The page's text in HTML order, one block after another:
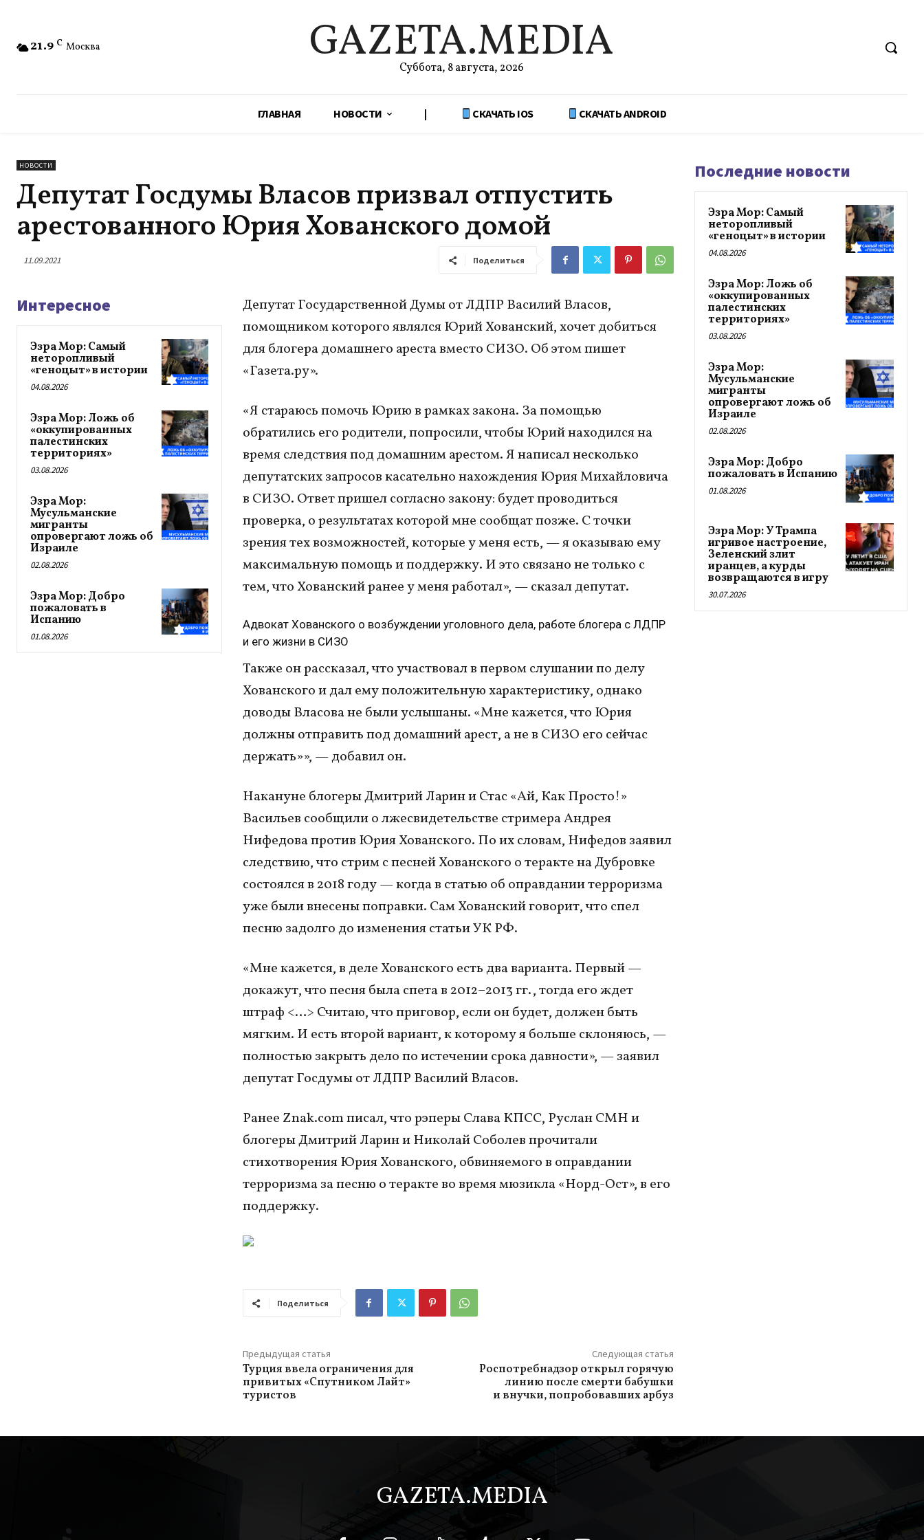
21.9 C Москва GAZETA.MEDIA
Суббота, 8 августа, 2026
ГЛАВНАЯ НОВОСТИ | СКАЧАТЬ IOS СКАЧАТЬ ANDROID
НОВОСТИ
Депутат Госдумы Власов призвал отпустить
арестованного Юрия Хованского домой
11.09.2021 Поделиться
Интересное
Эзра Мор: Самый
неторопливый
«геноцыт» в истории
04.08.2026
Эзра Мор: Ложь об
«оккупированных
палестинских
территориях»
03.08.2026
Эзра Мор:
Мусульманские
мигранты
опровергают ложь об
Израиле
02.08.2026
Эзра Мор: Добро
пожаловать в
Испанию
01.08.2026
Депутат Государственной Думы от ЛДПР Василий Власов,
помощником которого являлся Юрий Хованский, хочет добиться
для блогера домашнего ареста вместо СИЗО. Об этом пишет
«Газета.ру».
«Я стараюсь помочь Юрию в рамках закона. За помощью
обратились его родители, попросили, чтобы Юрий находился на
время следствия под домашним арестом. Я написал несколько
депутатских запросов касательно нахождения Юрия Михайловича
в СИЗО. Ответ пришел согласно закону: будет проводиться
проверка, о результатах которой мне сообщат позже. С точки
зрения тех возможностей, которые у меня есть, — я оказываю ему
максимальную помощь и поддержку. И это связано не только с
тем, что Хованский ранее у меня работал», — сказал депутат.
Адвокат Хованского о возбуждении уголовного дела, работе блогера с ЛДПР
и его жизни в СИЗО
Также он рассказал, что участвовал в первом слушании по делу
Хованского и дал ему положительную характеристику, однако
доводы Власова не были услышаны. «Мне кажется, что Юрия
должны отправить под домашний арест, а не в СИЗО его сейчас
держать»», — добавил он.
Накануне блогеры Дмитрий Ларин и Стас «Ай, Как Просто!»
Васильев сообщили о лжесвидетельстве стримера Андрея
Нифедова против Юрия Хованского. По их словам, Нифедов заявил
следствию, что стрим с песней Хованского о теракте на Дубровке
состоялся в 2018 году — когда в статью об оправдании терроризма
уже были внесены поправки. Сам Хованский говорит, что спел
песню задолго до изменения статьи УК РФ.
«Мне кажется, в деле Хованского есть два варианта. Первый —
докажут, что песня была спета в 2012–2013 гг., тогда его ждет
штраф <…> Считаю, что приговор, если он будет, должен быть
мягким. И есть второй вариант, к которому я больше склоняюсь, —
полностью закрыть дело по истечении срока давности», — заявил
депутат Госдумы от ЛДПР Василий Власов.
Ранее Znak.com писал, что рэперы Слава КПСС, Руслан CMH и
блогеры Дмитрий Ларин и Николай Соболев прочитали
стихотворения Юрия Хованского, обвиняемого в оправдании
терроризма за песню о теракте во время мюзикла «Норд-Ост», в его
поддержку.
Поделиться
Предыдущая статья
Турция ввела ограничения для
привитых «Спутником Лайт»
туристов
Следующая статья
Роспотребнадзор открыл горячую
линию после смерти бабушки
и внучки, попробовавших арбуз
Последние новости
Эзра Мор: Самый
неторопливый
«геноцыт» в истории
04.08.2026
Эзра Мор: Ложь об
«оккупированных
палестинских
территориях»
03.08.2026
Эзра Мор:
Мусульманские
мигранты
опровергают ложь об
Израиле
02.08.2026
Эзра Мор: Добро
пожаловать в Испанию
01.08.2026
Эзра Мор: У Трампа
игривое настроение,
Зеленский злит
иранцев, а курды
возвращаются в игру
30.07.2026
GAZETA.MEDIA